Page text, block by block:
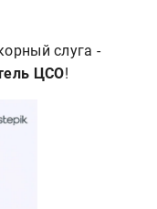
слуга -
ЦСО!